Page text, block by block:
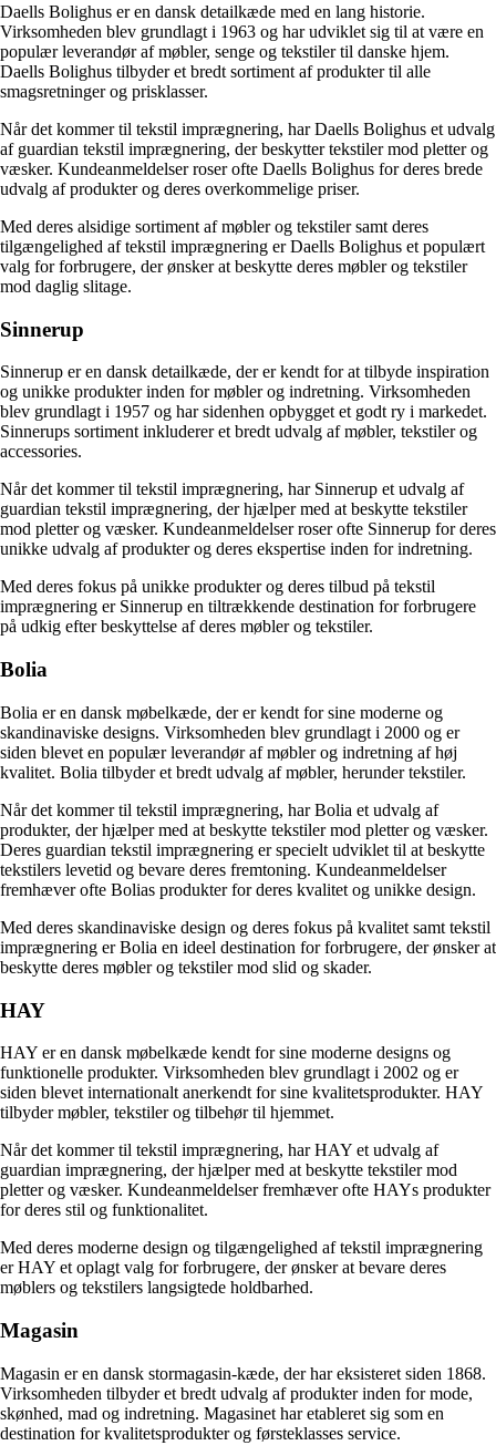
Daells Bolighus er en dansk detailkæde med en lang historie.
Virksomheden blev grundlagt i 1963 og har udviklet sig til at være en
populær leverandør af møbler, senge og tekstiler til danske hjem.
Daells Bolighus tilbyder et bredt sortiment af produkter til alle
smagsretninger og prisklasser.
Når det kommer til tekstil imprægnering, har Daells Bolighus et udvalg
af guardian tekstil imprægnering, der beskytter tekstiler mod pletter og
væsker. Kundeanmeldelser roser ofte Daells Bolighus for deres brede
udvalg af produkter og deres overkommelige priser.
Med deres alsidige sortiment af møbler og tekstiler samt deres
tilgængelighed af tekstil imprægnering er Daells Bolighus et populært
valg for forbrugere, der ønsker at beskytte deres møbler og tekstiler
mod daglig slitage.
Sinnerup
Sinnerup er en dansk detailkæde, der er kendt for at tilbyde inspiration
og unikke produkter inden for møbler og indretning. Virksomheden
blev grundlagt i 1957 og har sidenhen opbygget et godt ry i markedet.
Sinnerups sortiment inkluderer et bredt udvalg af møbler, tekstiler og
accessories.
Når det kommer til tekstil imprægnering, har Sinnerup et udvalg af
guardian tekstil imprægnering, der hjælper med at beskytte tekstiler
mod pletter og væsker. Kundeanmeldelser roser ofte Sinnerup for deres
unikke udvalg af produkter og deres ekspertise inden for indretning.
Med deres fokus på unikke produkter og deres tilbud på tekstil
imprægnering er Sinnerup en tiltrækkende destination for forbrugere
på udkig efter beskyttelse af deres møbler og tekstiler.
Bolia
Bolia er en dansk møbelkæde, der er kendt for sine moderne og
skandinaviske designs. Virksomheden blev grundlagt i 2000 og er
siden blevet en populær leverandør af møbler og indretning af høj
kvalitet. Bolia tilbyder et bredt udvalg af møbler, herunder tekstiler.
Når det kommer til tekstil imprægnering, har Bolia et udvalg af
produkter, der hjælper med at beskytte tekstiler mod pletter og væsker.
Deres guardian tekstil imprægnering er specielt udviklet til at beskytte
tekstilers levetid og bevare deres fremtoning. Kundeanmeldelser
fremhæver ofte Bolias produkter for deres kvalitet og unikke design.
Med deres skandinaviske design og deres fokus på kvalitet samt tekstil
imprægnering er Bolia en ideel destination for forbrugere, der ønsker at
beskytte deres møbler og tekstiler mod slid og skader.
HAY
HAY er en dansk møbelkæde kendt for sine moderne designs og
funktionelle produkter. Virksomheden blev grundlagt i 2002 og er
siden blevet internationalt anerkendt for sine kvalitetsprodukter. HAY
tilbyder møbler, tekstiler og tilbehør til hjemmet.
Når det kommer til tekstil imprægnering, har HAY et udvalg af
guardian imprægnering, der hjælper med at beskytte tekstiler mod
pletter og væsker. Kundeanmeldelser fremhæver ofte HAYs produkter
for deres stil og funktionalitet.
Med deres moderne design og tilgængelighed af tekstil imprægnering
er HAY et oplagt valg for forbrugere, der ønsker at bevare deres
møblers og tekstilers langsigtede holdbarhed.
Magasin
Magasin er en dansk stormagasin-kæde, der har eksisteret siden 1868.
Virksomheden tilbyder et bredt udvalg af produkter inden for mode,
skønhed, mad og indretning. Magasinet har etableret sig som en
destination for kvalitetsprodukter og førsteklasses service.